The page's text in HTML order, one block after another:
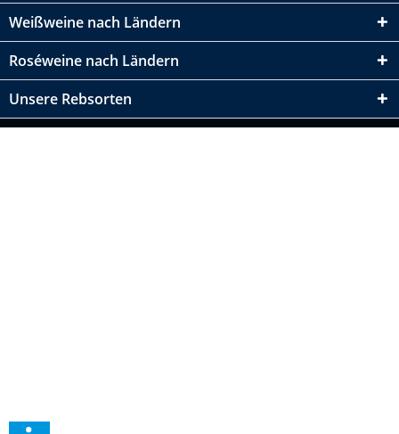
Weißweine nach Ländern
Roséweine nach Ländern
Unsere Rebsorten